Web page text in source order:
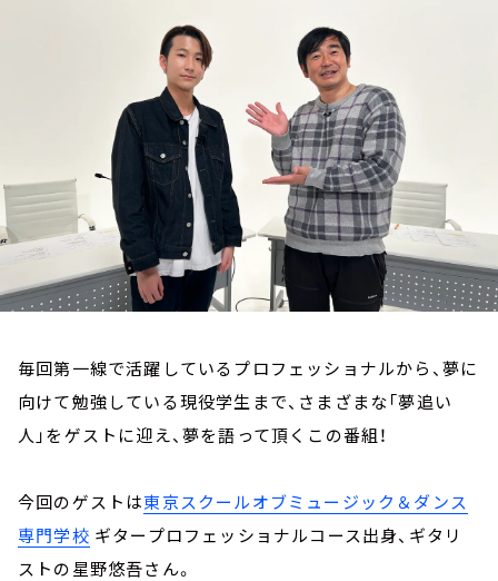
毎回第一線で活躍しているプロフェッショナルから、夢に
向けて勉強している現役学生まで、さまざまな「夢追い
人」をゲストに迎え、夢を語って頂くこの番組！
今回のゲストは東京スクールオブミュージック＆ダンス
専門学校 ギタープロフェッショナルコース出身、ギタリ
ストの星野悠吾さん。